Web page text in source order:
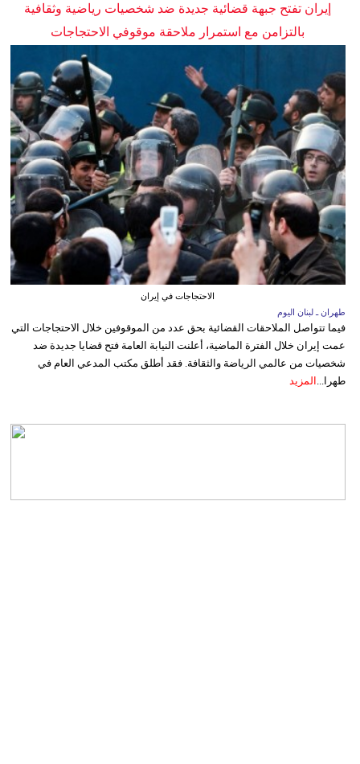
إيران تفتح جبهة قضائية جديدة ضد شخصيات رياضية وثقافية
بالتزامن مع استمرار ملاحقة موقوفي الاحتجاجات
الاحتجاجات في إيران
طهران ـ لبنان اليوم
فيما تتواصل الملاحقات القضائية بحق عدد من الموقوفين خلال الاحتجاجات التي
عمت إيران خلال الفترة الماضية، أعلنت النيابة العامة فتح قضايا جديدة ضد
شخصيات من عالمي الرياضة والثقافة. فقد أطلق مكتب المدعي العام في
طهرا... المزيد